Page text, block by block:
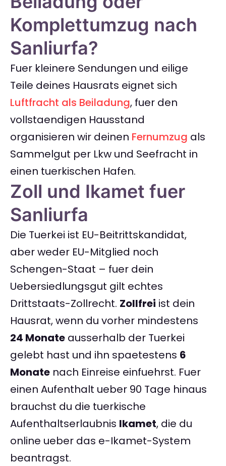
Komplettumzug nach
Sanliurfa?
Fuer kleinere Sendungen und eilige
Teile deines Hausrats eignet sich
Luftfracht als Beiladung, fuer den
vollstaendigen Hausstand
organisieren wir deinen Fernumzug als
Sammelgut per Lkw und Seefracht in
einen tuerkischen Hafen.
Zoll und Ikamet fuer
Sanliurfa
Die Tuerkei ist EU-Beitrittskandidat,
aber weder EU-Mitglied noch
Schengen-Staat – fuer dein
Uebersiedlungsgut gilt echtes
Drittstaats-Zollrecht. Zollfrei ist dein
Hausrat, wenn du vorher mindestens
24 Monate ausserhalb der Tuerkei
gelebt hast und ihn spaetestens 6
Monate nach Einreise einfuehrst. Fuer
einen Aufenthalt ueber 90 Tage hinaus
brauchst du die tuerkische
Aufenthaltserlaubnis Ikamet, die du
online ueber das e-Ikamet-System
beantragst.